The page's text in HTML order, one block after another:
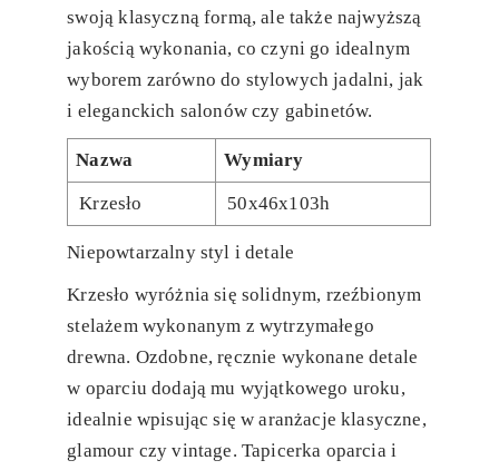
swoją klasyczną formą, ale także najwyższą
jakością wykonania, co czyni go idealnym
wyborem zarówno do stylowych jadalni, jak
i eleganckich salonów czy gabinetów.
Nazwa Wymiary
Krzesło 50x46x103h
Niepowtarzalny styl i detale
Krzesło wyróżnia się solidnym, rzeźbionym
stelażem wykonanym z wytrzymałego
drewna. Ozdobne, ręcznie wykonane detale
w oparciu dodają mu wyjątkowego uroku,
idealnie wpisując się w aranżacje klasyczne,
glamour czy vintage. Tapicerka oparcia i